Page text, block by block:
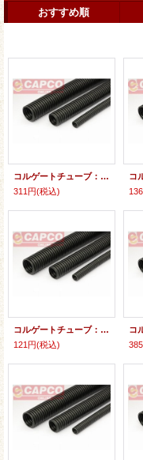
おすすめ順
コルゲートチューブ：内径２８ミリ長さ１５０ミリカット製品 （スリット有） ナイロン製（難燃タイプ） （PA製）
311円(税込)
コルゲートチューブ：内径22ミリ長さ70ミリカット製品 （スリット有） ナイロン製（難燃タイプ） （PA製）
121円(税込)